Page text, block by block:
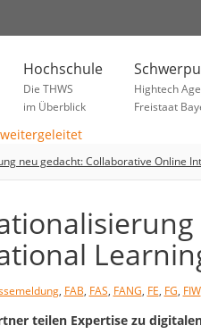
Hochschule
Die THWS
im Überblick
Hightech
Freistaat
neu gedacht: Collaborative Online
, FAB, FAS, FANG, FE, FG, FIW
teilen Expertise zu